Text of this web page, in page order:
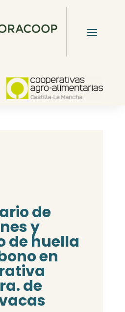
de
y
de huella
en
de